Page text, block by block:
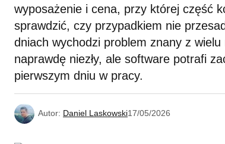
wyposażenie i cena, przy której część
sprawdzić, czy przypadkiem nie
dniach wychodzi problem znany z
naprawdę niezły, ale software potrafi
pierwszym dniu w pracy.
Autor: Daniel Laskowski17/05/2026